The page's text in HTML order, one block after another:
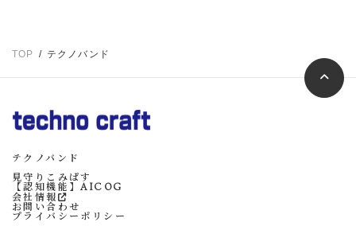
TOP テクノバンド
テクノバンド
見守りこみぱす
【認知機能】AICOG
会社情報
お問い合わせ
プライバシーポリシー